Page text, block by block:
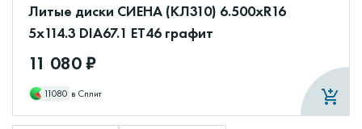
Литые диски СИЕНА (КЛ310) 6.500xR16
5x114.3 DIA67.1 ET46 графит
11 080 ₽
11080 в Сплит